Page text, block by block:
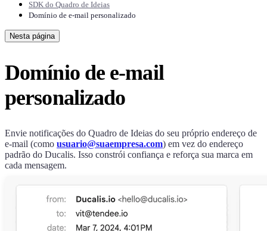
SDK do Quadro de Ideias
Domínio de e-mail personalizado
Nesta página
Domínio de e-mail
personalizado
Envie notificações do Quadro de Ideias do seu próprio endereço de
e-mail (como usuario@suaempresa.com) em vez do endereço
padrão do Ducalis. Isso constrói confiança e reforça sua marca em
cada mensagem.